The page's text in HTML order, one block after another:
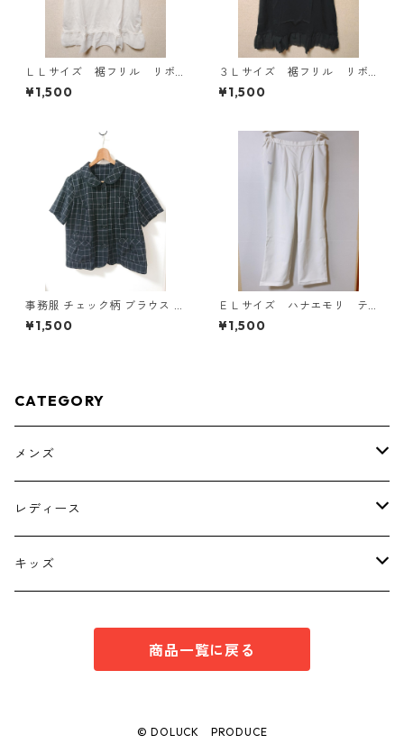
ＬＬサイズ 裾フリル リボ
ン付きタンクトップ オフホ
ワイト KAE-4781
¥1,500
３Ｌサイズ 裾フリル リボ
ン付きタンクトップ ブラッ
ク KAE-4788
¥1,500
事務服 チェック柄 ブラウス 3
L ブラック ◆KIY-1298◆
¥1,500
ＥＬサイズ ハナエモリ テ
ーパードパンツ ナース ホ
ワイト KAE-4159
¥1,500
CATEGORY
メンズ
トップス
ボトムス
レディース
トップス
キッズ
商品一覧に戻る
© DOLUCK PRODUCE